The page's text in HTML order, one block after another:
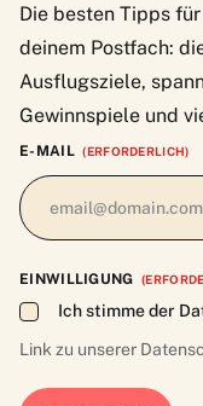
Die besten Tipps
deinem Postfach:
Ausflugsziele,
Gewinnspiele und
E-MAIL (ERFORDERLICH)
EINWILLIGUNG
Ich stimme der
Link zu unserer